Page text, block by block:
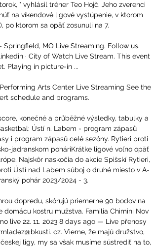
" vyhlásil tréner Teo Hojč. Jeho zverenci
na víkendové ligové vystúpenie, v ktorom
po ktorom sa opäť zosunuli na 7.
MO Live Streaming. Follow us.
· City of Watch Live Stream. This event
Playing in picture-in ...
Arts Center Live Streaming See the
schedule and programs.
konečné a průběžné výsledky, tabulky a
Ústí n. Labem - program zápasů
i program zápasů celé sezóny. Rytieri proti
jadranskom poháriKrátke ligové voľno opäť
Najskôr naskočia do akcie Spišskí Rytieri,
Ústí nad Labem súboj o druhé miesto v A-
pohár 2023/2024 - 3.
dopredu, skórujú priemerne 90 bodov na
kostru mužstva. Familia Chimini Nov
live 22. 11. 2023 8 days ago — Live přenosy
cz. Vieme, že majú družstvo,
ligy, my sa však musíme sústrediť na to,